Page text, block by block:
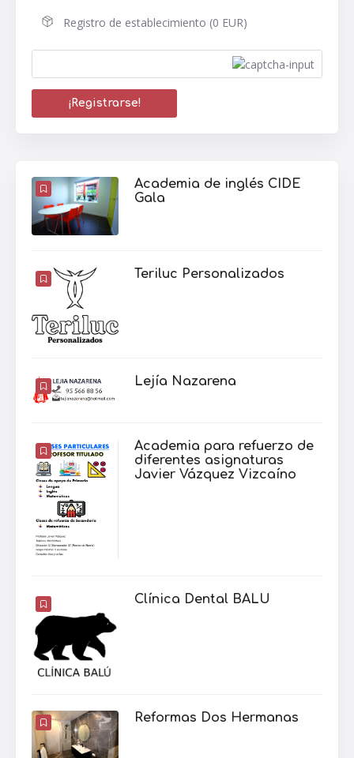
Registro de establecimiento (0 EUR)
Academia de inglés CIDE
Gala
Teriluc Personalizados
Lejía Nazarena
Academia para refuerzo de
diferentes asignaturas
Javier Vázquez Vizcaíno
Clínica Dental BALU
Reformas Dos Hermanas